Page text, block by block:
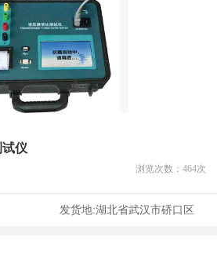
仪
浏览次数： 464次
发货地:湖北省武汉市硚口区